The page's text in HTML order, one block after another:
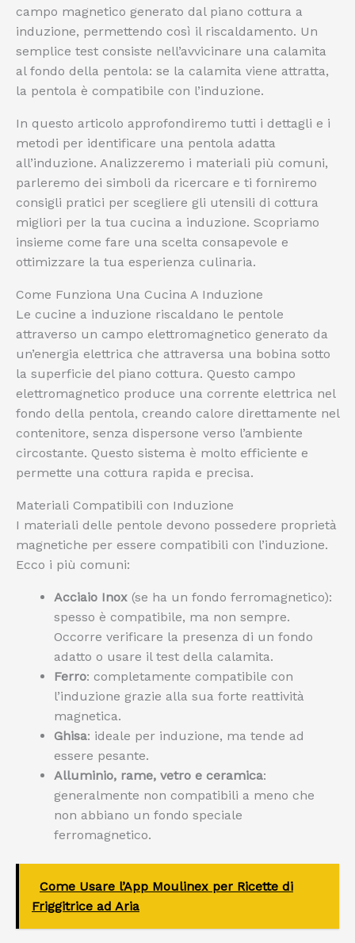
campo magnetico generato dal piano cottura a
induzione, permettendo così il riscaldamento. Un
semplice test consiste nell’avvicinare una calamita
al fondo della pentola: se la calamita viene attratta,
la pentola è compatibile con l’induzione.
In questo articolo approfondiremo tutti i dettagli e i
metodi per identificare una pentola adatta
all’induzione. Analizzeremo i materiali più comuni,
parleremo dei simboli da ricercare e ti forniremo
consigli pratici per scegliere gli utensili di cottura
migliori per la tua cucina a induzione. Scopriamo
insieme come fare una scelta consapevole e
ottimizzare la tua esperienza culinaria.
Come Funziona Una Cucina A Induzione
Le cucine a induzione riscaldano le pentole
attraverso un campo elettromagnetico generato da
un’energia elettrica che attraversa una bobina sotto
la superficie del piano cottura. Questo campo
elettromagnetico produce una corrente elettrica nel
fondo della pentola, creando calore direttamente nel
contenitore, senza dispersone verso l’ambiente
circostante. Questo sistema è molto efficiente e
permette una cottura rapida e precisa.
Materiali Compatibili con Induzione
I materiali delle pentole devono possedere proprietà
magnetiche per essere compatibili con l’induzione.
Ecco i più comuni:
Acciaio Inox (se ha un fondo ferromagnetico):
spesso è compatibile, ma non sempre.
Occorre verificare la presenza di un fondo
adatto o usare il test della calamita.
Ferro: completamente compatibile con
l’induzione grazie alla sua forte reattività
magnetica.
Ghisa: ideale per induzione, ma tende ad
essere pesante.
Alluminio, rame, vetro e ceramica:
generalmente non compatibili a meno che
non abbiano un fondo speciale
ferromagnetico.
Come Usare l’App Moulinex per Ricette di
Friggitrice ad Aria